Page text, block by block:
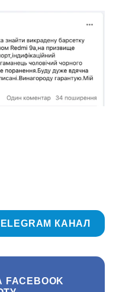
КАНАЛ